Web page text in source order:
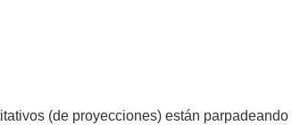
(de proyecciones) están